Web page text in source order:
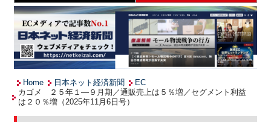
Home 日本ネット経済新聞
EC
カゴメ ２５年１―９月期／通販売上は５％増／セグメント利益
は２０％増（2025年11月6日号）